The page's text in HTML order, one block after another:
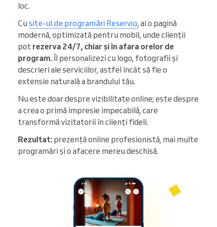
loc.
Cu site-ul de programări Reservio, ai o pagină
modernă, optimizată pentru mobil, unde clienții
pot rezerva 24/7, chiar și în afara orelor de
program. Îl personalizezi cu logo, fotografii și
descrieri ale serviciilor, astfel încât să fie o
extensie naturală a brandului tău.
Nu este doar despre vizibilitate online; este despre
a crea o primă impresie impecabilă, care
transformă vizitatorii în clienți fideli.
Rezultat: prezență online profesionistă, mai multe
programări și o afacere mereu deschisă.